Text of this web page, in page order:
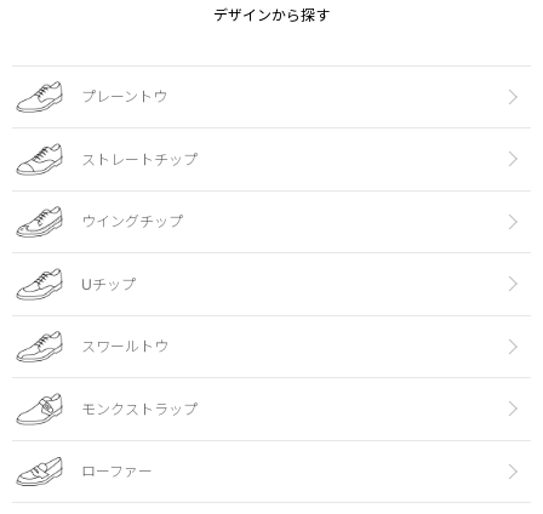
デザインから探す
プレーントウ
ストレートチップ
ウイングチップ
Uチップ
スワールトウ
モンクストラップ
ローファー